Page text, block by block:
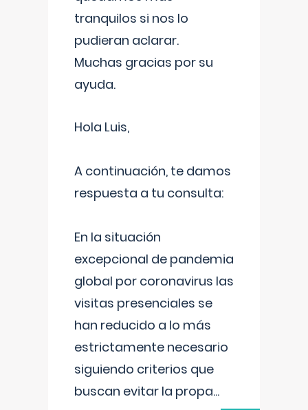
tranquilos si nos lo
pudieran aclarar.
Muchas gracias por su
ayuda.
Hola Luis,
A continuación, te damos
respuesta a tu consulta:
En la situación
excepcional de pandemia
global por coronavirus las
visitas presenciales se
han reducido a lo más
estrictamente necesario
siguiendo criterios que
buscan evitar la propa...